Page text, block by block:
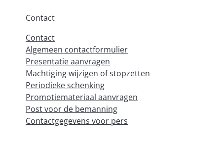
Contact
Contact
Algemeen contactformulier
Presentatie aanvragen
Machtiging wijzigen of stopzetten
Periodieke schenking
Promotiemateriaal aanvragen
Post voor de bemanning
Contactgegevens voor pers